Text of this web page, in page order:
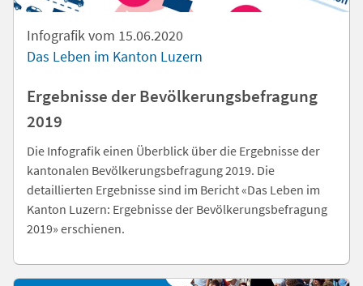
Infografik vom 15.06.2020
Das Leben im Kanton Luzern
Ergebnisse der Bevölkerungsbefragung
2019
Die Infografik einen Überblick über die Ergebnisse der
kantonalen Bevölkerungsbefragung 2019. Die
detaillierten Ergebnisse sind im Bericht «Das Leben im
Kanton Luzern: Ergebnisse der Bevölkerungsbefragung
2019» erschienen.